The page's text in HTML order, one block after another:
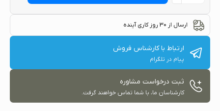
ارسال از 30 روز کاری آینده
ارتباط با کارشناس فروش
پیام در تلگرام
ثبت درخواست مشاوره
کارشناسان ما، با شما تماس خواهند گرفت.